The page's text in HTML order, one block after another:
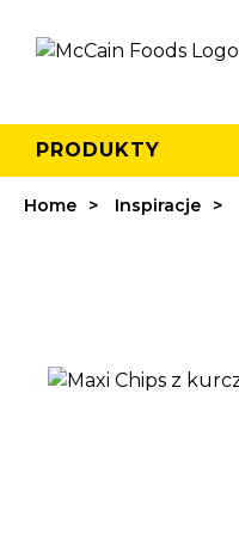
PRODUKTY
Home Inspiracje